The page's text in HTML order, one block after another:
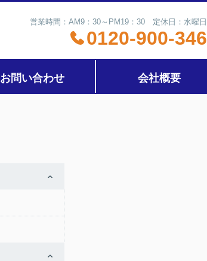
営業時間：AM9：30～PM19：30 定休日：水曜日
0120-900-346
お問い合わせ 会社概要